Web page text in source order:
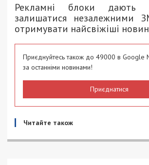
Рекламні блоки дають
залишатися незалежними
отримувати найсвіжіші
Приєднуйтесь також до 49000 в Google
за останніми новинами!
Приєднатися
Читайте також